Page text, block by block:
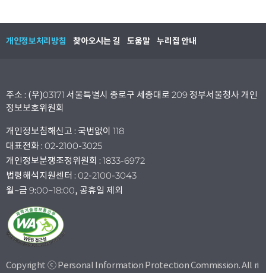
개인정보처리방침 찾아오시는 길 도움말 누리집 안내
주소 : (우)03171 서울특별시 종로구 세종대로 209 정부서울청사 개인
정보보호위원회
개인정보침해신고 : 국번없이 118
대표전화 : 02-2100-3025
개인정보분쟁조정위원회 : 1833-6972
법령해석지원센터 : 02-2100-3043
월~금 9:00~18:00, 공휴일 제외
Copyright ⓒ Personal Information Protection Commission. All ri